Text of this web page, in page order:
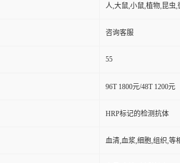
人,大鼠,小鼠,植物,昆虫,
咨询客服
55
96T 1800元/48T 1200元
HRP标记的检测抗体
血清,血浆,细胞,组织,等